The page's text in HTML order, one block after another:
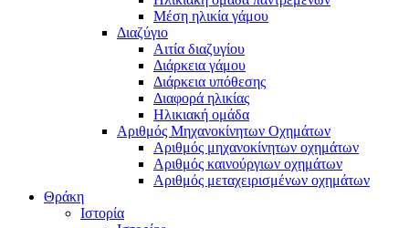
Μέση ηλικία γάμου
Διαζύγιο
Αιτία διαζυγίου
Διάρκεια γάμου
Διάρκεια υπόθεσης
Διαφορά ηλικίας
Ηλικιακή ομάδα
Αριθμός Μηχανοκίνητων Οχημάτων
Αριθμός μηχανοκίνητων οχημάτων
Αριθμός καινούργιων οχημάτων
Αριθμός μεταχειρισμένων οχημάτων
Θράκη
Ιστορία